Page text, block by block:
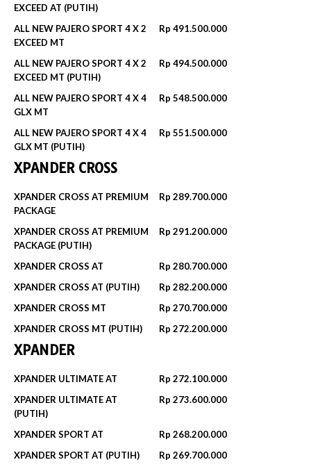
EXCEED AT (PUTIH)
ALL NEW PAJERO SPORT 4 X 2
EXCEED MT
Rp 491.500.000
ALL NEW PAJERO SPORT 4 X 2
EXCEED MT (PUTIH)
Rp 494.500.000‬
ALL NEW PAJERO SPORT 4 X 4
GLX MT
Rp 548.500.000
ALL NEW PAJERO SPORT 4 X 4
GLX MT (PUTIH)
Rp 551.500.000‬
XPANDER CROSS
XPANDER CROSS AT PREMIUM
PACKAGE
Rp 289.700.000‬
XPANDER CROSS AT PREMIUM
PACKAGE (PUTIH)
Rp 291.200.000‬
XPANDER CROSS AT
Rp 280.700.000‬
XPANDER CROSS AT (PUTIH)
Rp 282.200.000‬
XPANDER CROSS MT
Rp 270.700.000‬
XPANDER CROSS MT (PUTIH)
Rp 272.200.000‬
XPANDER
XPANDER ULTIMATE AT
Rp 272.100.000
XPANDER ULTIMATE AT
(PUTIH)
Rp 273.600.000
XPANDER SPORT AT
Rp 268.200.000‬
XPANDER SPORT AT (PUTIH)
Rp 269.700.000‬